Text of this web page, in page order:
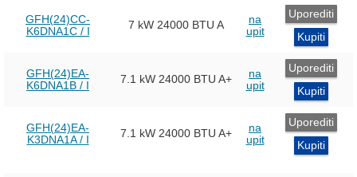
GFH(24)CC-
K6DNA1C / I
7 kW 24000 BTU A
na
upit
Uporediti
Kupiti
GFH(24)EA-
K6DNA1B / I
7.1 kW 24000 BTU A+
na
upit
Uporediti
Kupiti
GFH(24)EA-
K3DNA1A / I
7.1 kW 24000 BTU A+
na
upit
Uporediti
Kupiti